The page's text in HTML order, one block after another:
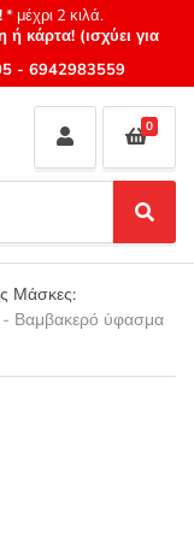
* μέχρι 2 κιλά.
κάρτα! (ισχύει για
- 6942983559
S
e
a
c
0
Μάσκες:
- Βαμβακερό ύφασμα